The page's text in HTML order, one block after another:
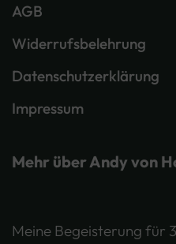
AGB
Widerrufsbelehrung
Datenschutzerklärung
Impressum
Mehr über Andy von
Meine Begeisterung für